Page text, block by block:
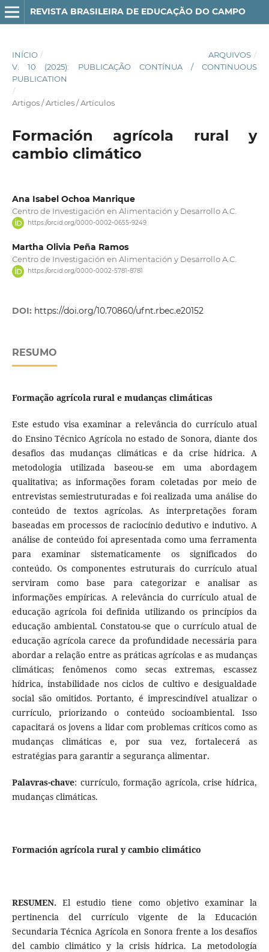
REVISTA BRASILEIRA DE EDUCAÇÃO DO CAMPO
INÍCIO / ARQUIVOS /
V. 10 (2025): PUBLICAÇÃO CONTÍNUA / CONTINUOUS
PUBLICATION
/
Artigos / Articles / Artículos
Formación agrícola rural y
cambio climático
Ana Isabel Ochoa Manrique
Centro de Investigación en Alimentación y Desarrollo A.C.
https://orcid.org/0000-0002-0655-9249
Martha Olivia Peña Ramos
Centro de Investigación en Alimentación y Desarrollo A.C.
https://orcid.org/0000-0002-5781-8781
DOI: https://doi.org/10.70860/ufnt.rbec.e20152
RESUMO
Formação agrícola rural e mudanças climáticas
Este estudo visa examinar a relevância do currículo atual
do Ensino Técnico Agrícola no estado de Sonora, diante dos
desafios das mudanças climáticas e da crise hídrica. A
metodologia utilizada baseou-se em uma abordagem
qualitativa; as informações foram coletadas por meio de
entrevistas semiestruturadas e foi realizada uma análise do
conteúdo de textos agrícolas. As interpretações foram
baseadas em processos de raciocínio dedutivo e indutivo. A
análise de conteúdo foi apresentada como uma ferramenta
para examinar sistematicamente os significados do
conteúdo. Os componentes estruturais do currículo atual
serviram como base para categorizar e analisar as
informações empíricas. A relevância do currículo atual de
educação agrícola foi definida utilizando os princípios da
educação ambiental. Constatou-se que o currículo atual de
educação agrícola carece da profundidade necessária para
abordar a relação entre as práticas agrícolas e as mudanças
climáticas; fenômenos como secas extremas, escassez
hídrica, instabilidade nos ciclos de cultivo e desigualdade
social são omitidos. Portanto, é imprescindível atualizar o
currículo, priorizando o conteúdo socioambiental. Isso
capacitará os jovens a lidar com problemas críticos como as
mudanças climáticas e, por sua vez, fortalecerá as
estratégias para garantir a segurança alimentar.
Palavras-chave: currículo, formação agrícola, crise hídrica,
mudanças climáticas.
Formación agrícola rural y cambio climático
RESUMEN.El estudio tiene como objetivo examinar la
pertinencia del currículo vigente de la Educación
Secundaria Técnica Agrícola en Sonora frente a los desafíos
del cambio climático y la crisis hídrica. La metodología